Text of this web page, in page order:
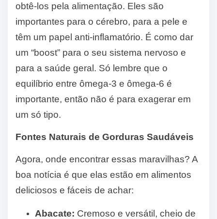
obtê-los pela alimentação. Eles são
importantes para o cérebro, para a pele e
têm um papel anti-inflamatório. É como dar
um “boost” para o seu sistema nervoso e
para a saúde geral. Só lembre que o
equilíbrio entre ômega-3 e ômega-6 é
importante, então não é para exagerar em
um só tipo.
Fontes Naturais de Gorduras Saudáveis
Agora, onde encontrar essas maravilhas? A
boa notícia é que elas estão em alimentos
deliciosos e fáceis de achar:
Abacate: Cremoso e versátil, cheio de